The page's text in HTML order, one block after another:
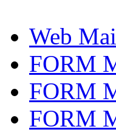
Web
FORM
FORM
FORM